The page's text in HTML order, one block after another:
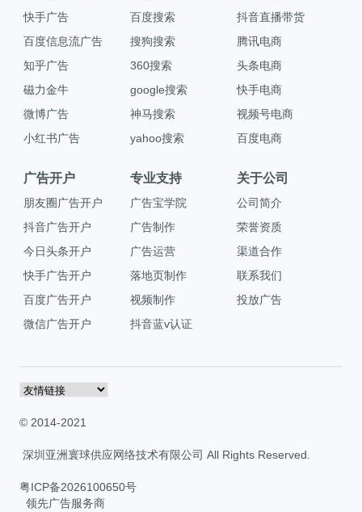
快手广告
百度信息流广告
知乎广告
磁力金牛
微博广告
小红书广告
百度搜索
搜狗搜索
360搜索
google搜索
神马搜索
yahoo搜索
抖音直播带货
腾讯电商
头条电商
快手电商
视频号电商
百度电商
广告开户
朋友圈广告开户
抖音广告开户
今日头条开户
快手广告开户
百度广告开户
微信广告开户
专业支持
广告宝学院
广告制作
广告运营
落地页制作
视频制作
抖音蓝v认证
关于公司
公司简介
荣誉资质
渠道合作
联系我们
投放广告
© 2014-2021
深圳亚洲寰球供应网络技术有限公司 All Rights Reserved.
粤ICP备2026100650号
领先广告服务商